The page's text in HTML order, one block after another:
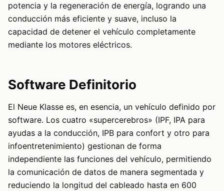
potencia y la regeneración de energía, logrando una
conducción más eficiente y suave, incluso la
capacidad de detener el vehículo completamente
mediante los motores eléctricos.
Software Definitorio
El Neue Klasse es, en esencia, un vehículo definido por
software. Los cuatro «supercerebros» (IPF, IPA para
ayudas a la conducción, IPB para confort y otro para
infoentretenimiento) gestionan de forma
independiente las funciones del vehículo, permitiendo
la comunicación de datos de manera segmentada y
reduciendo la longitud del cableado hasta en 600